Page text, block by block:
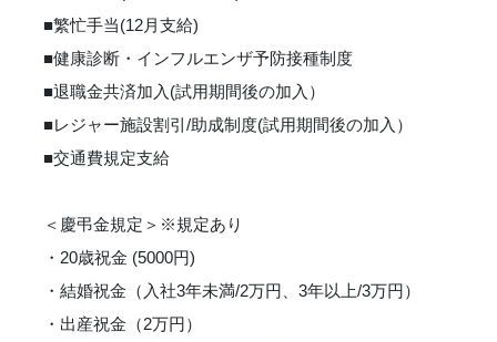
■繁忙手当(12月支給)
■健康診断・インフルエンザ予防接種制度
■退職金共済加入(試用期間後の加入）
■レジャー施設割引/助成制度(試用期間後の加入）
■交通費規定支給
＜慶弔金規定＞※規定あり
・20歳祝金 (5000円)
・結婚祝金（入社3年未満/2万円、3年以上/3万円）
・出産祝金（2万円）